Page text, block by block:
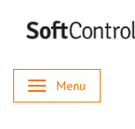
Skifte navigation
Menu